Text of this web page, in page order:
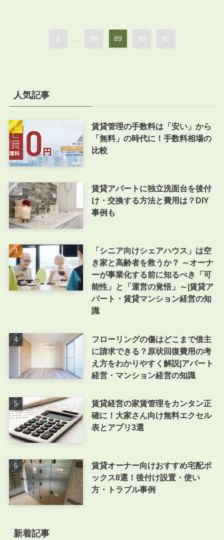
1 ... 88 89 90 91
人気記事
賃貸管理の手数料は「安い」から
「無料」の時代に！手数料相場の
比較
賃貸アパートに独立洗面台を後付
け・交換する方法と費用は？DIY
事例も
「シニア向けシェアハウス」は空
き家と高齢者を救うか？ ～オーナ
ーが事業化する前に知るべき「可
能性」と「運営の覚悟」～|賃貸ア
パート・賃貸マンション経営の知
識
フローリングの傷はどこまで借主
に請求できる？原状回復費用の考
え方をわかりやすく解説|アパート
経営・マンション経営の知識
賃貸経営の家賃管理をカンタン正
確に！大家さん向け無料エクセル
表とアプリ3選
賃貸オーナー向けおすすめ宅配ボ
ックス8選！後付け設置・使い
方・トラブル事例
新着記事